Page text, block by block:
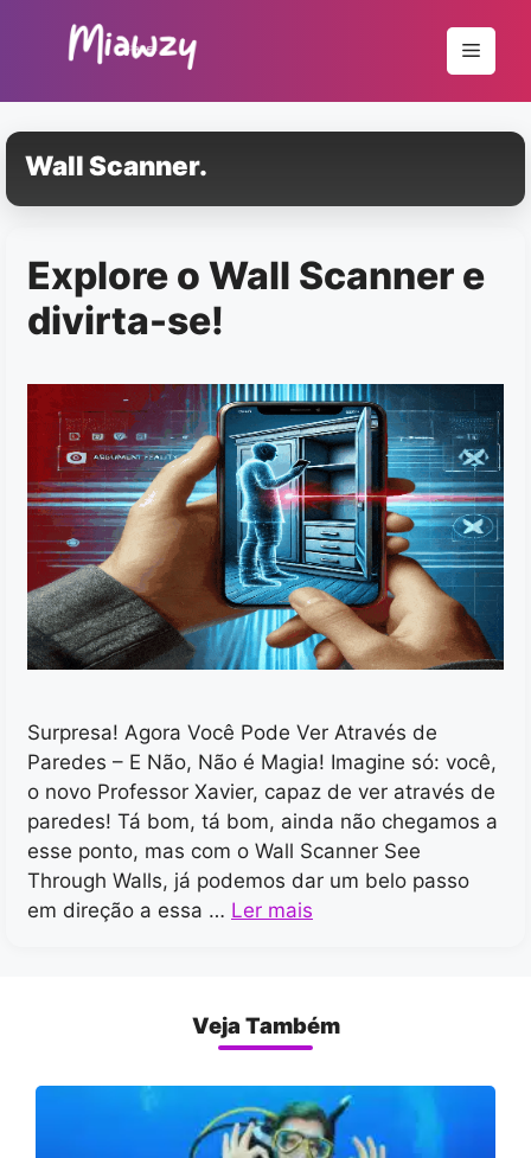
conteúdo
Menu
Wall Scanner.
Explore o Wall Scanner e
divirta-se!
Surpresa! Agora Você Pode Ver Através de
Paredes – E Não, Não é Magia! Imagine só: você,
o novo Professor Xavier, capaz de ver através de
paredes! Tá bom, tá bom, ainda não chegamos a
esse ponto, mas com o Wall Scanner See
Through Walls, já podemos dar um belo passo
em direção a essa … Ler mais
Veja Também